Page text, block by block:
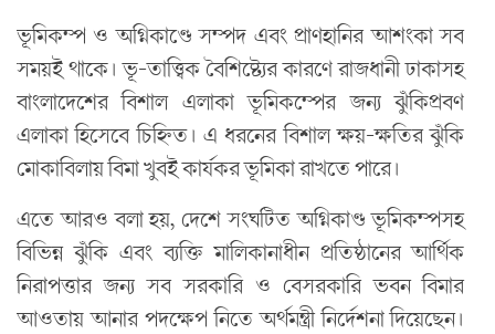
ভূমিকম্প ও অগ্নিকাণ্ডে সম্পদ এবং প্রাণহানির আশংকা সব
সময়ই থাকে। ভূ-তাত্ত্বিক বৈশিষ্ট্যের কারণে রাজধানী ঢাকাসহ
বাংলাদেশের বিশাল এলাকা ভূমিকম্পের জন্য ঝুঁকিপ্রবণ
এলাকা হিসেবে চিহ্নিত। এ ধরনের বিশাল ক্ষয়-ক্ষতির ঝুঁকি
মোকাবিলায় বিমা খুবই কার্যকর ভূমিকা রাখতে পারে।
এতে আরও বলা হয়, দেশে সংঘটিত অগ্নিকাণ্ড ভূমিকম্পসহ
বিভিন্ন ঝুঁকি এবং ব্যক্তি মালিকানাধীন প্রতিষ্ঠানের আর্থিক
নিরাপত্তার জন্য সব সরকারি ও বেসরকারি ভবন বিমার
আওতায় আনার পদক্ষেপ নিতে অর্থমন্ত্রী নির্দেশনা দিয়েছেন।